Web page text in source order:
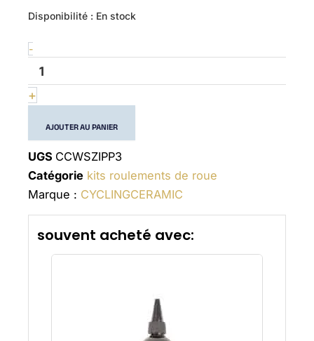
Disponibilité : En stock
-
quantité
Wheel
bearing
kit
Zipp
3
+
AJOUTER AU PANIER
UGS CCWSZIPP3
Catégorie kits roulements de roue
Marque : CYCLINGCERAMIC
souvent acheté avec: